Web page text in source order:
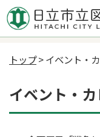
トップ> イベント・
イベント・